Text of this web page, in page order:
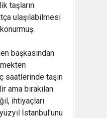
taşların
ulaşılabilmesi
başkasından
saatlerinde taşın
ama bırakılan
ihtiyaçları
yüzyıl İstanbul'unu